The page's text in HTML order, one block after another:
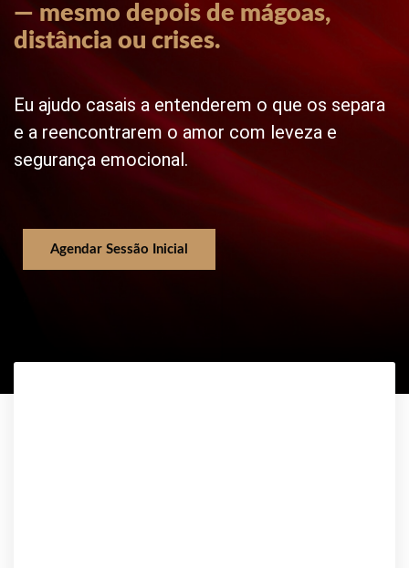
— mesmo depois de mágoas,
distância ou crises.
Eu ajudo casais a entenderem o que os separa
e a reencontrarem o amor com leveza e
segurança emocional.
Agendar Sessão Inicial